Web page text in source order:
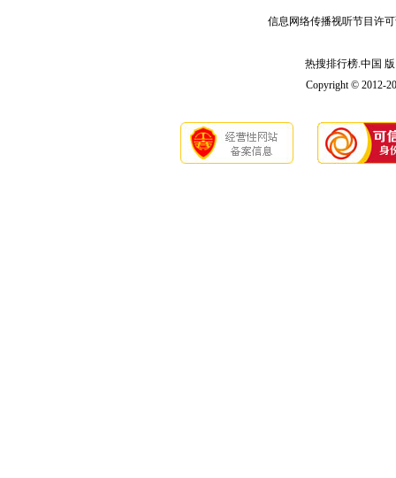
信息网络传播视听节目许
热搜排行榜.中国
Copyright © 2012-